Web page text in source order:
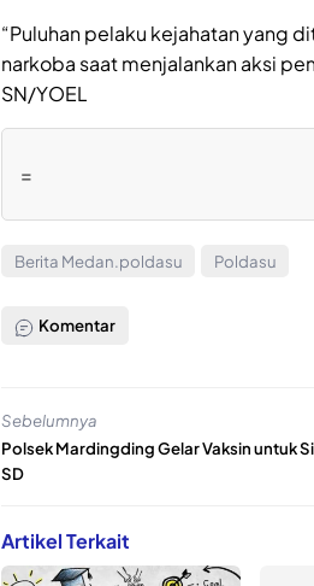
“Puluhan pelaku kejahatan yang
narkoba saat menjalankan aksi
SN/YOEL
=
Berita Medan.poldasu Poldasu
Komentar
Sebelumnya
Polsek Mardingding Gelar Vaksin untuk
SD
Artikel Terkait